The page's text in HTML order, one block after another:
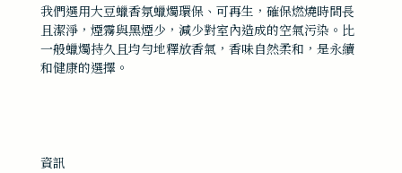
我們選用大豆蠟香氛蠟燭環保、可再生，確保燃燒時間長
且潔淨，煙霧與黑煙少，減少對室內造成的空氣污染。比
一般蠟燭持久且均勻地釋放香氣，香味自然柔和，是永續
和健康的選擇。
資訊